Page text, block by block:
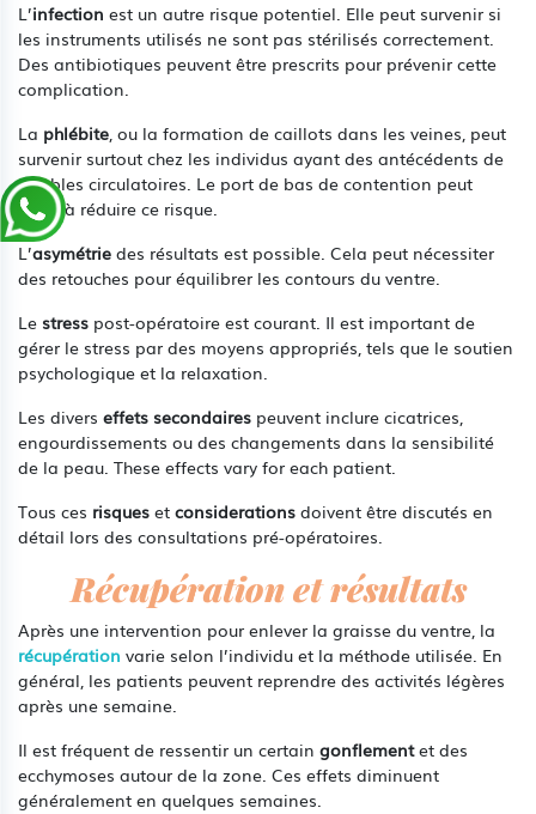
L’infection est un autre risque potentiel. Elle peut survenir si
les instruments utilisés ne sont pas stérilisés correctement.
Des antibiotiques peuvent être prescrits pour prévenir cette
complication.
La phlébite, ou la formation de caillots dans les veines, peut
survenir surtout chez les individus ayant des antécédents de
troubles circulatoires. Le port de bas de contention peut
aider à réduire ce risque.
L’asymétrie des résultats est possible. Cela peut nécessiter
des retouches pour équilibrer les contours du ventre.
Le stress post-opératoire est courant. Il est important de
gérer le stress par des moyens appropriés, tels que le soutien
psychologique et la relaxation.
Les divers effets secondaires peuvent inclure cicatrices,
engourdissements ou des changements dans la sensibilité
de la peau. These effects vary for each patient.
Tous ces risques et considerations doivent être discutés en
détail lors des consultations pré-opératoires.
Récupération et résultats
Après une intervention pour enlever la graisse du ventre, la
récupération varie selon l’individu et la méthode utilisée. En
général, les patients peuvent reprendre des activités légères
après une semaine.
Il est fréquent de ressentir un certain gonflementet des
ecchymoses autour de la zone. Ces effets diminuent
généralement en quelques semaines.